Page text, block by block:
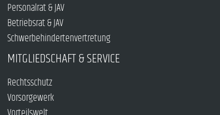
Personalrat & JAV
Betriebsrat & JAV
Schwerbehindertenvertretung
MITGLIEDSCHAFT & SERVICE
Rechtsschutz
Vorsorgewerk